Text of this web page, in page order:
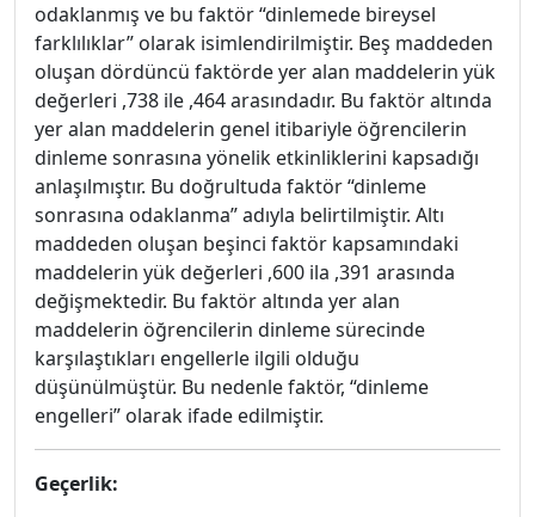
odaklanmış ve bu faktör “dinlemede bireysel
farklılıklar” olarak isimlendirilmiştir. Beş maddeden
oluşan dördüncü faktörde yer alan maddelerin yük
değerleri ,738 ile ,464 arasındadır. Bu faktör altında
yer alan maddelerin genel itibariyle öğrencilerin
dinleme sonrasına yönelik etkinliklerini kapsadığı
anlaşılmıştır. Bu doğrultuda faktör “dinleme
sonrasına odaklanma” adıyla belirtilmiştir. Altı
maddeden oluşan beşinci faktör kapsamındaki
maddelerin yük değerleri ,600 ila ,391 arasında
değişmektedir. Bu faktör altında yer alan
maddelerin öğrencilerin dinleme sürecinde
karşılaştıkları engellerle ilgili olduğu
düşünülmüştür. Bu nedenle faktör, “dinleme
engelleri” olarak ifade edilmiştir.
Geçerlik: